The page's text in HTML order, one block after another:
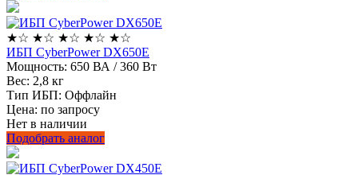
★☆ ★☆ ★☆ ★☆ ★☆
ИБП CyberPower DX650E
Мощность: 650 ВА / 360 Вт
Вес: 2,8 кг
Тип ИБП: Оффлайн
Цена: по запросу
Нет в наличии
Подобрать аналог